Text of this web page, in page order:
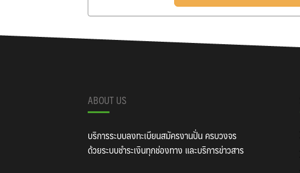
ABOUT US
บริการระบบลงทะเบียนสมัครงานปั่น ครบวงจร
ด้วยระบบชำระเงินทุกช่องทาง และบริการข่าวสาร